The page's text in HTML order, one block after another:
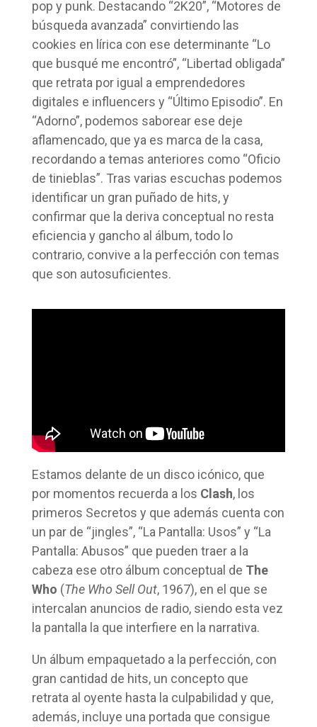
pop y punk. Destacando “2K20”, “Motores de
búsqueda avanzada” convirtiendo las
cookies en lírica con ese determinante “Lo
que busqué me encontró”, “Libertad obligada”
que retrata por igual a emprendedores
digitales e influencers y “Último Episodio”. En
“Adorno”, podemos saborear ese deje
aflamencado, que ya es marca de la casa,
recordando a temas anteriores como “Oficio
de tinieblas”. Tras varias escuchas podemos
identificar un gran puñado de hits, y
confirmar que la deriva conceptual no resta
eficiencia y gancho al álbum, todo lo
contrario, convive a la perfección con temas
que son autosuficientes.
Estamos delante de un disco icónico, que
por momentos recuerda a los Clash, los
primeros Secretos y que además cuenta con
un par de “jingles”, “La Pantalla: Usos” y “La
Pantalla: Abusos” que pueden traer a la
cabeza ese otro álbum conceptual de The
Who (The Who Sell Out, 1967), en el que se
intercalan anuncios de radio, siendo esta vez
la pantalla la que interfiere en la narrativa.
Un álbum empaquetado a la perfección, con
gran cantidad de hits, un concepto que
retrata al oyente hasta la culpabilidad y que,
además, incluye una portada que consigue